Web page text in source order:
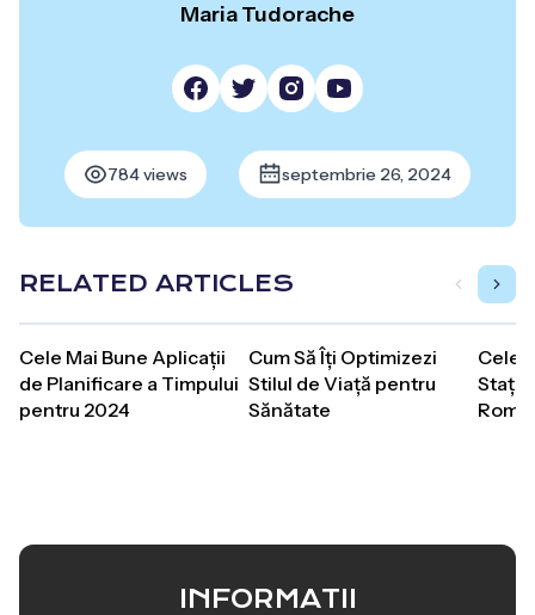
Maria Tudorache
784 views septembrie 26, 2024
RELATED ARTICLES
Cele Mai Bune Aplicații
de Planificare a Timpului
pentru 2024
Cum Să Îți Optimizezi
Stilul de Viață pentru
Sănătate
Cele
INFORMATII